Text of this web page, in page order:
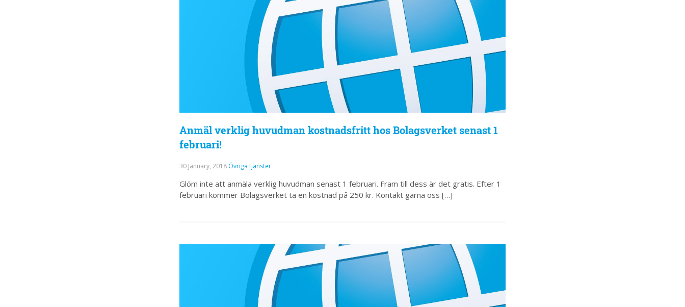
Anmäl verklig huvudman kostnadsfritt hos Bolagsverket senast 1
februari!
30 January, 2018 Övriga tjänster
Glöm inte att anmäla verklig huvudman senast 1 februari. Fram till dess är det gratis. Efter 1
februari kommer Bolagsverket ta en kostnad på 250 kr. Kontakt gärna oss […]